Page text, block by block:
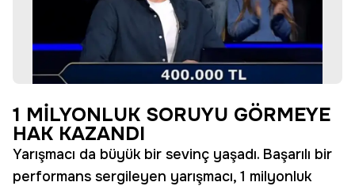
1 MİLYONLUK SORUYU GÖRMEYE
HAK KAZANDI
Yarışmacı da büyük bir sevinç yaşadı. Başarılı bir
performans sergileyen yarışmacı, 1 milyonluk